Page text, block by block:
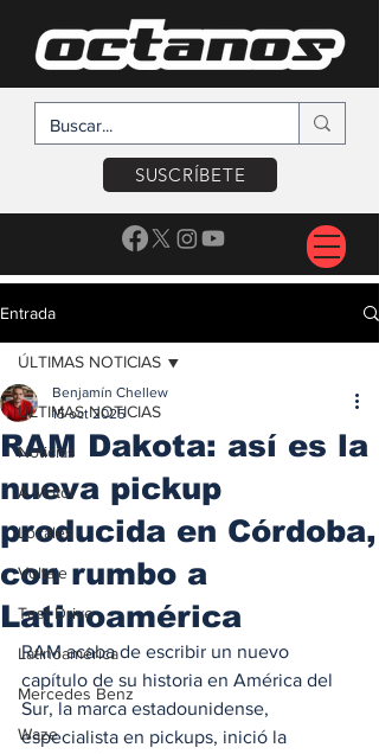
SUSCRÍBETE
Entrada
ÚLTIMAS NOTICIAS
Noticias
A Motor
Locales
Voltaje
Test Drive
Latinoamérica
Mercedes Benz
Waze
ÚLTIMAS NOTICIAS
RAM Dakota: así es la
nueva pickup
producida en Córdoba,
con rumbo a
Latinoamérica
Benjamín Chellew
15 oct 2025
RAM acaba de escribir un nuevo
capítulo de su historia en América del
Sur, la marca estadounidense,
especialista en pickups, inició la